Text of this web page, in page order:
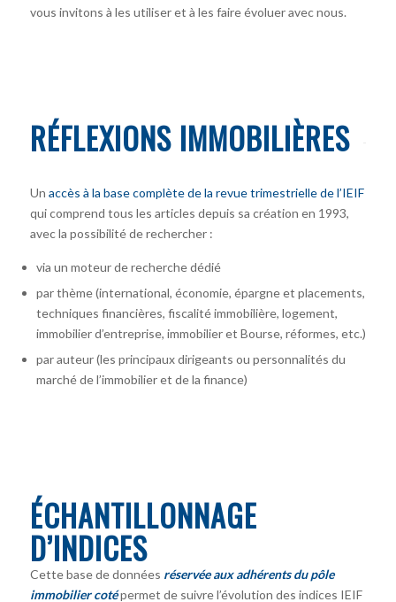
vous invitons à les utiliser et à les faire évoluer avec nous.
RÉFLEXIONS IMMOBILIÈRES
Un accès à la base complète de la revue trimestrielle de l’IEIF
qui comprend tous les articles depuis sa création en 1993,
avec la possibilité de rechercher :
via un moteur de recherche dédié
par thème (international, économie, épargne et placements,
techniques financières, fiscalité immobilière, logement,
immobilier d’entreprise, immobilier et Bourse, réformes, etc.)
par auteur (les principaux dirigeants ou personnalités du
marché de l’immobilier et de la finance)
ÉCHANTILLONNAGE
D’INDICES
Cette base de données réservée aux adhérents du pôle
immobilier coté permet de suivre l’évolution des indices IEIF